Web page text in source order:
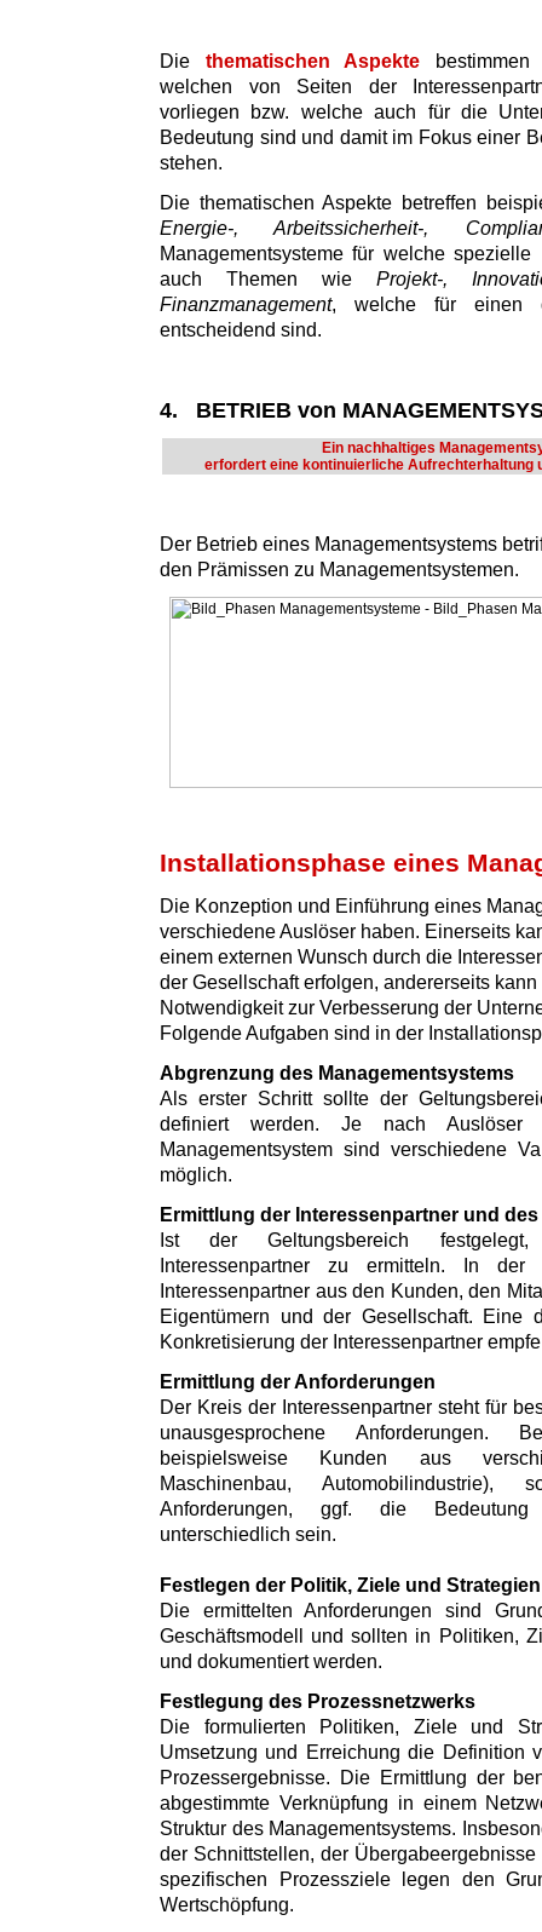
Die thematischen Aspekte bestimmen
welchen von Seiten der
vorliegen bzw. welche auch für die
Bedeutung sind und damit im Fokus einer
stehen.
Die thematischen Aspekte betreffen
Energie-, Arbeitssicherheit-,
Managementsysteme für welche
auch Themen wie Projekt-,
Finanzmanagement, welche für einen
entscheidend sind.
4. BETRIEB von
Ein nachhaltiges
erfordert eine kontinuierliche Aufrechterhaltung
Der Betrieb eines Managementsystems
den Prämissen zu Managementsystemen.
Installationsphase eines
Die Konzeption und Einführung eines
verschiedene Auslöser haben. Einerseits
einem externen Wunsch durch die
der Gesellschaft erfolgen, andererseits
Notwendigkeit zur Verbesserung der
Folgende Aufgaben sind in der
Abgrenzung des Managementsystems
Als erster Schritt sollte der
definiert werden. Je nach
Managementsystem sind verschiedene
möglich.
Ermittlung der Interessenpartner und
Ist der Geltungsbereich
Interessenpartner zu ermitteln. In
Interessenpartner aus den Kunden, den
Eigentümern und der Gesellschaft. Eine
Konkretisierung der Interessenpartner
Ermittlung der Anforderungen
Der Kreis der Interessenpartner steht für
unausgesprochene Anforderungen.
beispielsweise Kunden aus
Maschinenbau,
Anforderungen, ggf. die Bedeutung
unterschiedlich sein.
Festlegen der Politik, Ziele und Strategien
Die ermittelten Anforderungen sind
Geschäftsmodell und sollten in Politiken,
und dokumentiert werden.
Festlegung des Prozessnetzwerks
Die formulierten Politiken, Ziele und
Umsetzung und Erreichung die Definition
Prozessergebnisse. Die Ermittlung der
abgestimmte Verknüpfung in einem
Struktur des Managementsystems.
der Schnittstellen, der
spezifischen Prozessziele legen den
Wertschöpfung.